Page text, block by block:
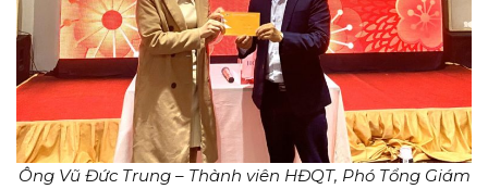
Ông Vũ Đức Trung – Thành viên HĐQT, Phó Tổng Giám